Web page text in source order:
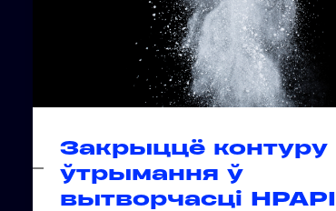
Закрыццё контуру
ўтрымання ў
вытворчасці HPAPI